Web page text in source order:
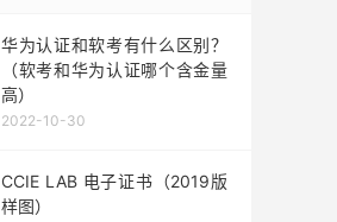
华为认证和软考有什么区别？
（软考和华为认证哪个含金量
高）
2022-10-30
CCIE LAB 电子证书（2019版
样图）